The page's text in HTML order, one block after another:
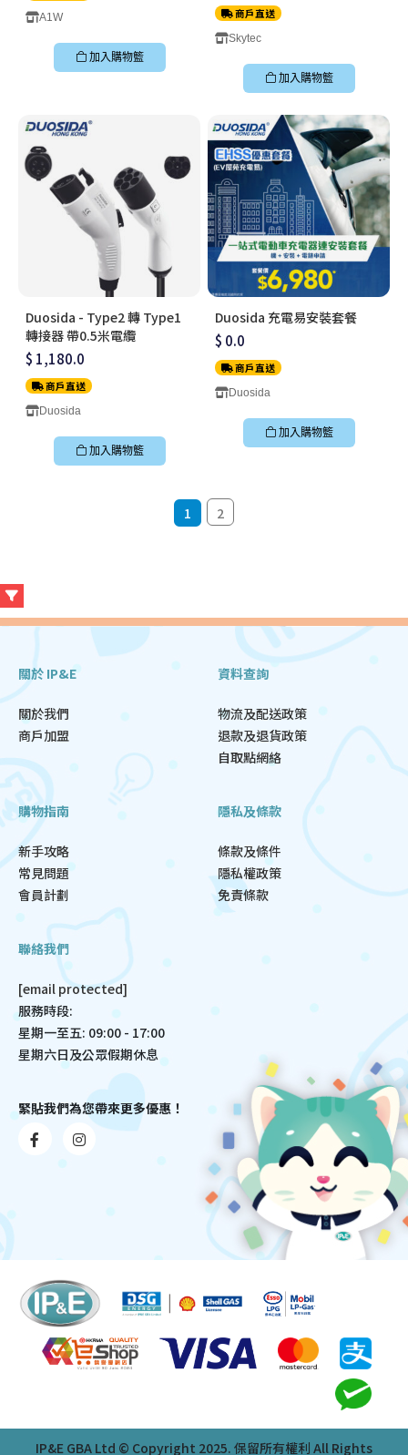
A1W
加入購物籃
商戶直送
Skytec
加入購物籃
Duosida - Type2 轉 Type1
轉接器 帶0.5米電纜
$ 1,180.0
商戶直送
Duosida
加入購物籃
Duosida 充電易安裝套餐
$ 0.0
商戶直送
Duosida
加入購物籃
1 2
關於 IP&E
關於我們
商戶加盟
資料查詢
物流及配送政策
退款及退貨政策
自取點網絡
購物指南
新手攻略
常見問題
會員計劃
隱私及條款
條款及條件
隱私權政策
免責條款
聯絡我們
[email protected]
服務時段:
星期一至五: 09:00 - 17:00
星期六日及公眾假期休息
緊貼我們為您帶來更多優惠！
IP&E GBA Ltd © Copyright 2025. 保留所有權利 All Rights